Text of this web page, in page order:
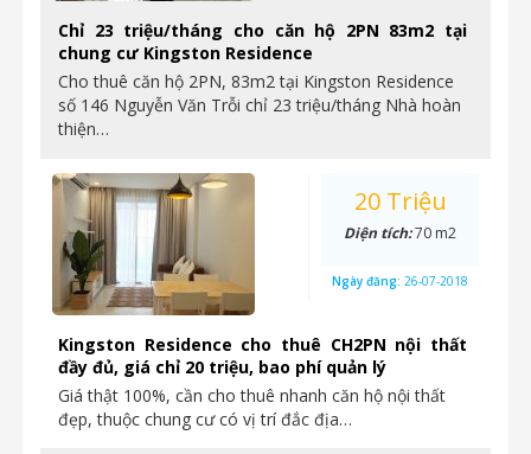
Chỉ 23 triệu/tháng cho căn hộ 2PN 83m2 tại
chung cư Kingston Residence
Cho thuê căn hộ 2PN, 83m2 tại Kingston Residence
số 146 Nguyễn Văn Trỗi chỉ 23 triệu/tháng Nhà hoàn
thiện…
Kingston Residence cho thuê CH2PN nội thất
đầy đủ, giá chỉ 20 triệu, bao phí quản lý
Giá thật 100%, cần cho thuê nhanh căn hộ nội thất
đẹp, thuộc chung cư có vị trí đắc địa…
20 Triệu
Diện tích:70 m2
Ngày đăng: 26-07-2018